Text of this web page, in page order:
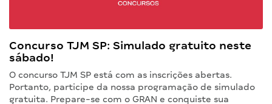
Concurso TJM SP: Simulado gratuito neste
sábado!
O concurso TJM SP está com as inscrições abertas.
Portanto, participe da nossa programação de simulado
gratuita. Prepare-se com o GRAN e conquiste sua